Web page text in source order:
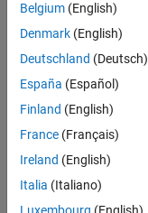
Les
descriptions
poste
n’ont
pas
été
traduites.
Effectuez
Belgium (English)
Denmark (English)
Deutschland (Deutsch)
España (Español)
Finland (English)
France (Français)
Ireland (English)
Italia (Italiano)